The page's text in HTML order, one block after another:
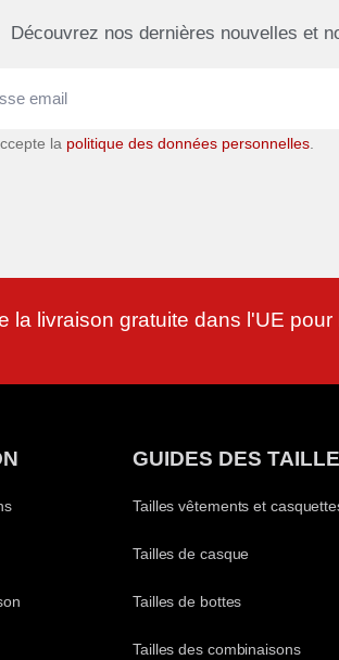
Découvrez nos dernières nouvelles et
la politique des données personnelles.
la livraison gratuite dans l'UE
GUIDES DES
Tailles vêtements et
Tailles de casque
Tailles de bottes
Tailles des combinaisons